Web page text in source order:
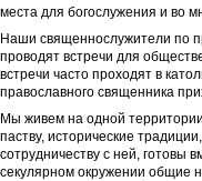
места для богослужения и во
Наши священнослужители по
проводят встречи для
встречи часто проходят в
православного священника
Мы живем на одной
паству, исторические
сотрудничеству с ней, готовы
секулярном окружении общие